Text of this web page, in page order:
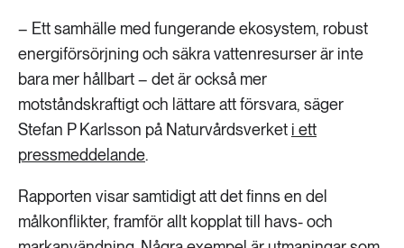
– Ett samhälle med fungerande ekosystem, robust
energiförsörjning och säkra vattenresurser är inte
bara mer hållbart – det är också mer
motståndskraftigt och lättare att försvara, säger
Stefan P Karlsson på Naturvårdsverket i ett
pressmeddelande.
Rapporten visar samtidigt att det finns en del
målkonflikter, framför allt kopplat till havs- och